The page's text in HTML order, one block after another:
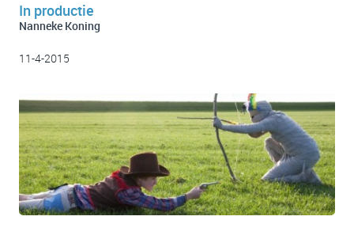
In productie
Nanneke Koning
11-4-2015